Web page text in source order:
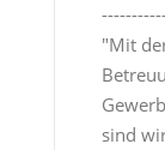
"Mit
sind